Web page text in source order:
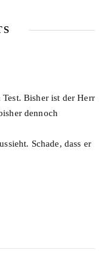
Bisher ist der Herr
dennoch
Schade, dass er